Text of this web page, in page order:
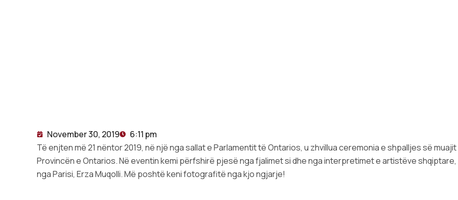
November 30, 2019
6:11 pm
Të enjten më 21 nëntor 2019, në një nga sallat e Parlamentit të Ontarios, u zhvillua ceremonia e shpalljes së
Provincën e Ontarios. Në eventin kemi përfshirë pjesë nga fjalimet si dhe nga interpretimet e artistëve
nga Parisi, Erza Muqolli. Më poshtë keni fotografitë nga kjo ngjarje!